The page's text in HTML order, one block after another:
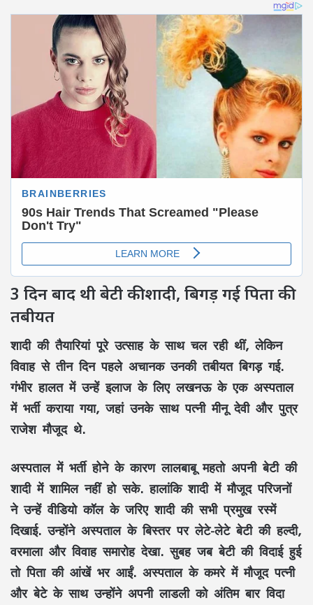
3 दिन बाद थी बेटी की शादी, बिगड़ गई पिता की
तबीयत
शादी की तैयारियां पूरे उत्साह के साथ चल रही थीं, लेकिन
विवाह से तीन दिन पहले अचानक उनकी तबीयत बिगड़ गई.
गंभीर हालत में उन्हें इलाज के लिए लखनऊ के एक अस्पताल
में भर्ती कराया गया, जहां उनके साथ पत्नी मीनू देवी और पुत्र
राजेश मौजूद थे.
अस्पताल में भर्ती होने के कारण लालबाबू महतो अपनी बेटी की
शादी में शामिल नहीं हो सके. हालांकि शादी में मौजूद परिजनों
ने उन्हें वीडियो कॉल के जरिए शादी की सभी प्रमुख रस्में
दिखाई. उन्होंने अस्पताल के बिस्तर पर लेटे-लेटे बेटी की हल्दी,
वरमाला और विवाह समारोह देखा. सुबह जब बेटी की विदाई हुई
तो पिता की आंखें भर आईं. अस्पताल के कमरे में मौजूद पत्नी
और बेटे के साथ उन्होंने अपनी लाडली को अंतिम बार विदा